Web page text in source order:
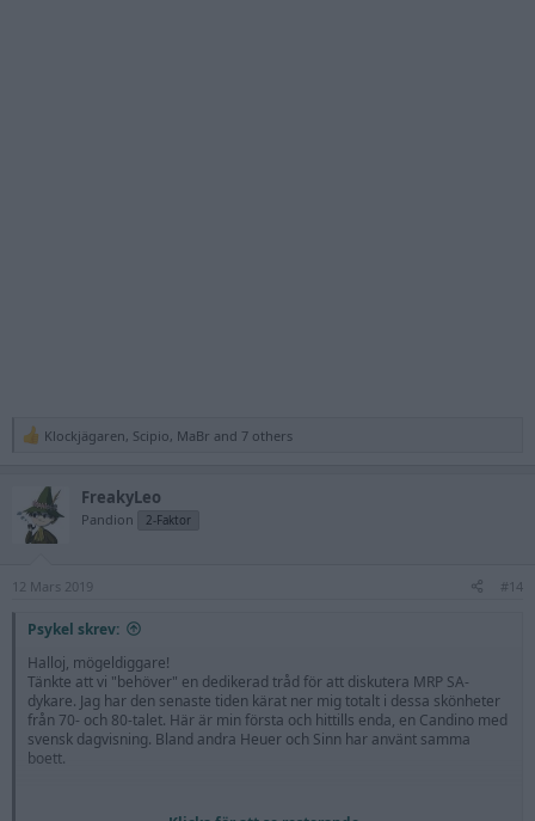
R
t
s
Klockjägaren, Scipio, MaBr and 7 others
FreakyLeo
Pandion 2-Faktor
12 Mars 2019 #14
Psykel skrev:
Halloj, mögeldiggare!
Tänkte att vi "behöver" en dedikerad tråd för att diskutera MRP SA-
dykare. Jag har den senaste tiden kärat ner mig totalt i dessa skönheter
från 70- och 80-talet. Här är min första och hittills enda, en Candino med
svensk dagvisning. Bland andra Heuer och Sinn har använt samma
boett.